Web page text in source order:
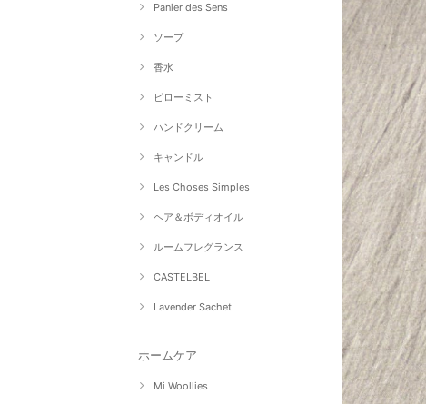
Panier des Sens
ソープ
香水
ピローミスト
ハンドクリーム
キャンドル
Les Choses Simples
ヘア＆ボディオイル
ルームフレグランス
CASTELBEL
Lavender Sachet
ホームケア
Mi Woollies